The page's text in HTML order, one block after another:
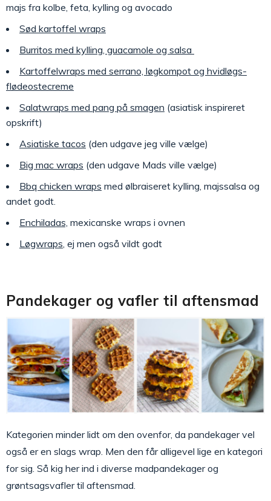
majs fra kolbe, feta, kylling og avocado
Sød kartoffel wraps
Burritos med kylling, guacamole og salsa
Kartoffelwraps med serrano, løgkompot og hvidløgs-
flødeostecreme
Salatwraps med pang på smagen (asiatisk inspireret
opskrift)
Asiatiske tacos (den udgave jeg ville vælge)
Big mac wraps (den udgave Mads ville vælge)
Bbq chicken wraps med ølbraiseret kylling, majssalsa og
andet godt.
Enchiladas, mexicanske wraps i ovnen
Løgwraps, ej men også vildt godt
Pandekager og vafler til aftensmad
Kategorien minder lidt om den ovenfor, da pandekager vel
også er en slags wrap. Men den får alligevel lige en kategori
for sig. Så kig her ind i diverse madpandekager og
grøntsagsvafler til aftensmad.